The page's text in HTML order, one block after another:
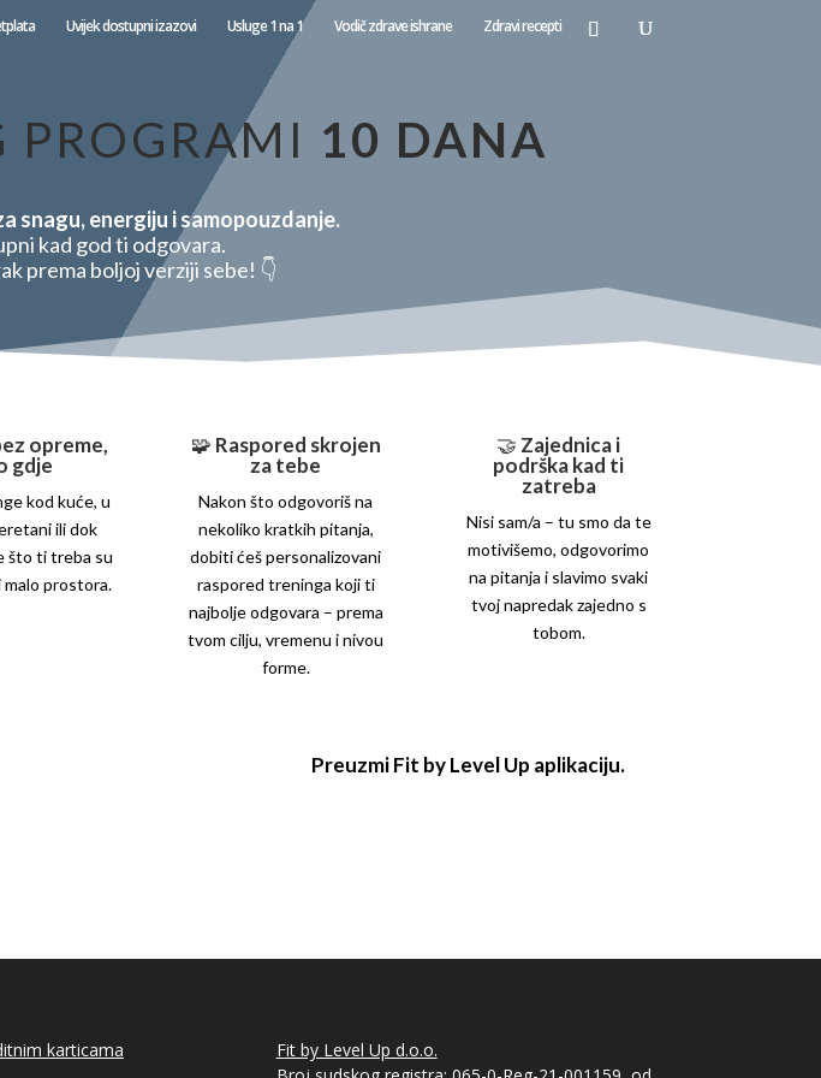
Uvijek dostupni izazovi Usluge 1 na 1 Vodič zdrave ishrane Zdravi recepti
PROGRAMI 10 DANA
snagu, energiju i samopouzdanje.
kad god ti odgovara.
prema boljoj verziji sebe! 👇
opreme,
gdje
kod kuće, u
ili dok
što ti treba su
malo prostora.
🧩 Raspored skrojen
za tebe
Nakon što odgovoriš na
nekoliko kratkih pitanja,
dobiti ćeš personalizovani
raspored treninga koji ti
najbolje odgovara – prema
tvom cilju, vremenu i nivou
forme.
🤝 Zajednica i
podrška kad ti
zatreba
Nisi sam/a – tu smo da te
motivišemo, odgovorimo
na pitanja i slavimo svaki
tvoj napredak zajedno s
tobom.
Preuzmi Fit by Level Up aplikaciju.
karticama
Fit by Level Up d.o.o.